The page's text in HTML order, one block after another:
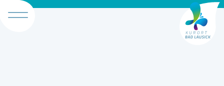
Tourismus